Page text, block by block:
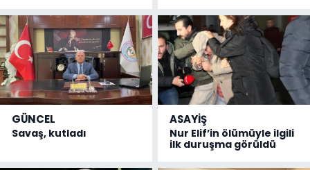
GÜNCEL
Savaş, kutladı
ASAYİŞ
Nur Elif’in ölümüyle ilgili
ilk duruşma görüldü